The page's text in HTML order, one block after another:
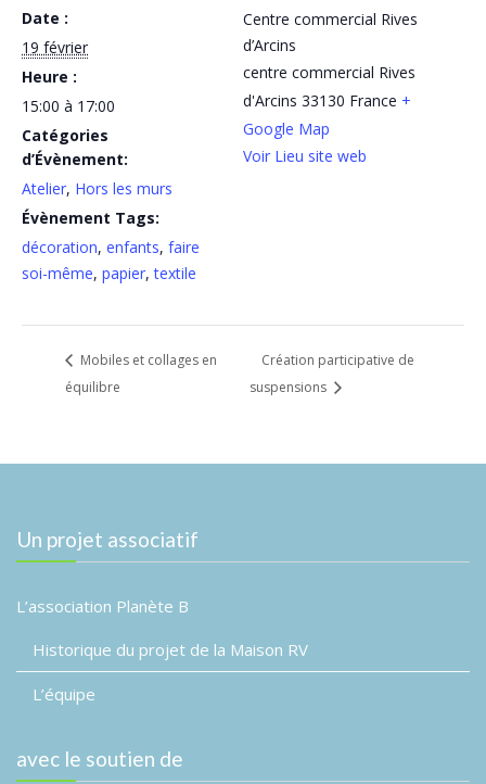
Date :
19 février
Heure :
15:00 à 17:00
Catégories
d’Évènement:
Atelier, Hors les murs
Évènement Tags:
décoration, enfants, faire
soi-même, papier,textile
Centre commercial Rives
d’Arcins
centre commercial Rives
d'Arcins 33130 France +
Google Map
Voir Lieu site web
Mobiles et collages en
équilibre
Création participative de
suspensions
Un projet associatif
L’association Planète B
Historique du projet de la Maison RV
L’équipe
avec le soutien de